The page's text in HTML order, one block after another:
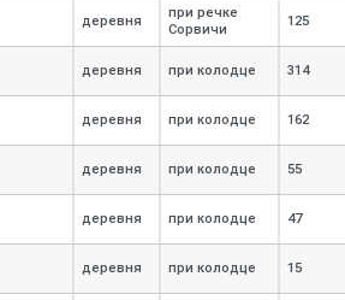
деревня
при речке
Сорвичи
125
деревня при колодце 314
деревня при колодце 162
деревня при колодце 55
деревня при колодце 47
деревня при колодце 15